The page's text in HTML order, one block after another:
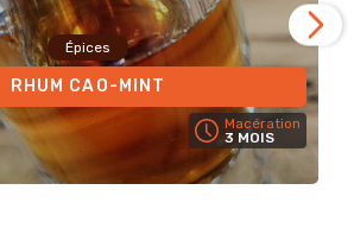
Épices
RHUM CAO-MINT
Macération
3 MOIS